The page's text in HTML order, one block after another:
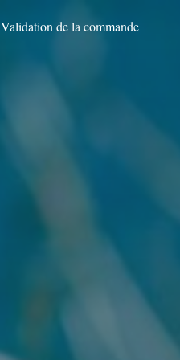
Validation de la commande